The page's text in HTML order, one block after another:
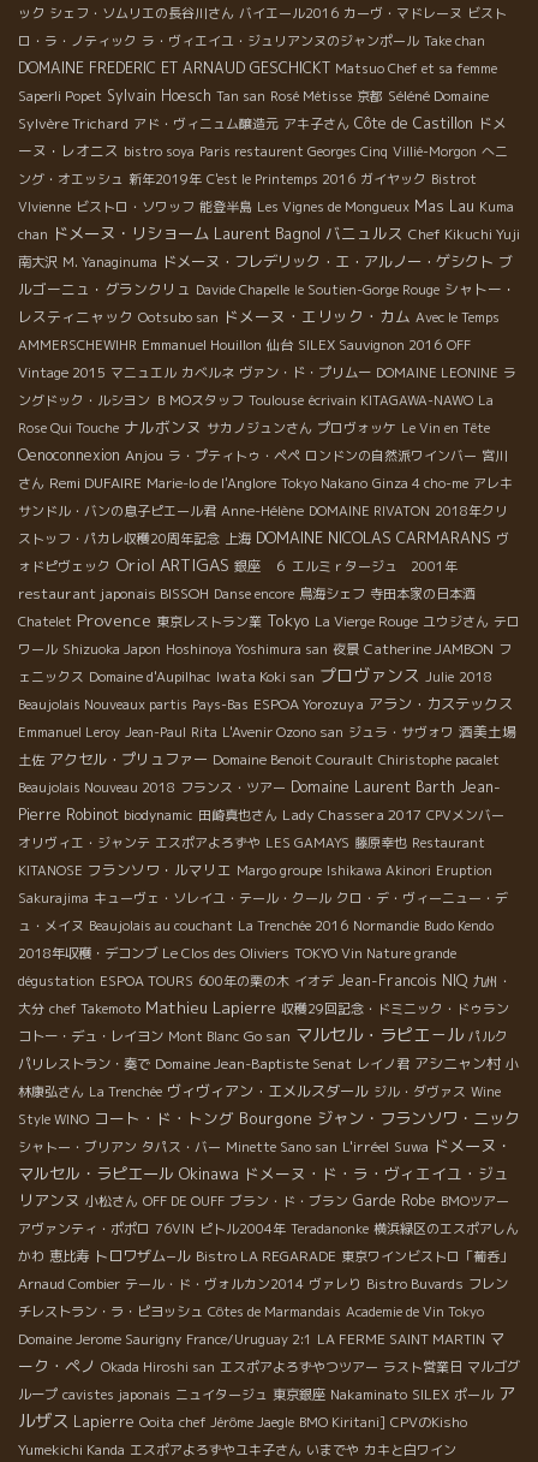
ック シェフ・ソムリエの長谷川さん バイエール2016 カーヴ・マドレーヌ ビスト
ロ・ラ・ノティック ラ・ヴィエイユ・ジュリアンヌのジャンポール Take chan
DOMAINE FREDERIC ET ARNAUD GESCHICKT Matsuo Chef et sa femme
Saperli Popet Sylvain Hoesch Tan san Rosé Métisse 京都 Séléné Domaine
Sylvère Trichard アド・ヴィニュム醸造元 アキ子さん Côte de Castillon ドメ
ーヌ・レオニス bistro soya Paris restaurent Georges Cinq Villié-Morgon へニ
ング・オエッシュ 新年2019年 C'est le Printemps 2016 ガイヤック Bistrot
VIvienne ビストロ・ソワッフ 能登半島 Les Vignes de Mongueux Mas Lau Kuma
chan ドメーヌ・リショーム Laurent Bagnol バニュルス Chef Kikuchi Yuji
南大沢 M. Yanaginuma ドメーヌ・フレデリック・エ・アルノー・ゲシクト ブ
ルゴーニュ・グランクリュ Davide Chapelle le Soutien-Gorge Rouge シャトー・
レスティニャック Ootsubo san ドメーヌ・エリック・カム Avec le Temps
AMMERSCHEWIHR Emmanuel Houillon 仙台 SILEX Sauvignon 2016 OFF
Vintage 2015 マニュエル カベルネ ヴァン・ド・プリムー DOMAINE LEONINE ラ
ングドック・ルシヨン ＢＭОスタッフ Toulouse écrivain KITAGAWA-NAWO La
Rose Qui Touche ナルボンヌ サカノジュンさん プロヴォッケ Le Vin en Tête
Oenoconnexion Anjou ラ・プティトゥ・ペペ ロンドンの自然派ワインバー 宮川
さん Remi DUFAIRE Marie-lo de l'Anglore Tokyo Nakano Ginza 4 cho-me アレキ
サンドル・バンの息子ピエール君 Anne-Hélène DOMAINE RIVATON 2018年クリ
ストッフ・パカレ収穫20周年記念 上海 DOMAINE NICOLAS CARMARANS ヴ
ォドピヴェック Oriol ARTIGAS 銀座 ６ エルミｒタージュ 2001年
restaurant japonais BISSOH Danse encore 鳥海シェフ 寺田本家の日本酒
Chatelet Provence 東京レストラン業 Tokyo La Vierge Rouge ユウジさん テロ
ワール Shizuoka Japon Hoshinoya Yoshimura san 夜景 Catherine JAMBON フ
ェニックス Domaine d'Aupilhac Iwata Koki san プロヴァンス Julie 2018
Beaujolais Nouveaux partis Pays-Bas ESPOA Yorozuya アラン・カステックス
Emmanuel Leroy Jean-Paul Rita L'Avenir Ozono san ジュラ・サヴォワ 酒美土場
土佐 アクセル・プリュファー Domaine Benoit Courault Chiristophe pacalet
Beaujolais Nouveau 2018 フランス・ツアー Domaine Laurent Barth Jean-
Pierre Robinot biodynamic 田崎真也さん Lady Chassera 2017 CPVメンバー
オリヴィエ・ジャンテ エスポアよろずや LES GAMAYS 藤原幸也 Restaurant
KITANOSE フランソワ・ルマリエ Margo groupe Ishikawa Akinori Eruption
Sakurajima キューヴェ・ソレイユ・テール・クール クロ・デ・ヴィーニュー・デ
ュ・メイヌ Beaujolais au couchant La Trenchée 2016 Normandie Budo Kendo
2018年収穫・デコンブ Le Clos des Oliviers TOKYO Vin Nature grande
dégustation ESPOA TOURS 600年の栗の木 イオデ Jean-Francois NIQ 九州・
大分 chef Takemoto Mathieu Lapierre 収穫29回記念・ドミニック・ドゥラン
コトー・デュ・レイヨン Mont Blanc Go san マルセル・ラピエ－ル パルク
パリレストラン・奏で Domaine Jean-Baptiste Senat レイノ君 アシニャン村 小
林康弘さん La Trenchée ヴィヴィアン・エメルスダール ジル・ダヴァス Wine
Style WINO コート・ド・トング Bourgone ジャン・フランソワ・ニック
シャトー・ブリアン タパス・バー Minette Sano san L'irréel Suwa ドメーヌ・
マルセル・ラピエール Okinawa ドメーヌ・ド・ラ・ヴィエイユ・ジュ
リアンヌ 小松さん OFF DE OUFF ブラン・ド・ブラン Garde Robe BMOツアー
アヴァンティ・ポポロ 76VIN ピトル2004年 Teradanonke 横浜緑区のエスポアしん
かわ 恵比寿 トロワザム−ル Bistro LA REGARADE 東京ワインビストロ「葡呑」
Arnaud Combier テール・ド・ヴォルカン2014 ヴァレり Bistro Buvards フレン
チレストラン・ラ・ピヨッシュ Côtes de Marmandais Academie de Vin Tokyo
Domaine Jerome Saurigny France/Uruguay 2:1 LA FERME SAINT MARTIN マ
ーク・ペノ Okada Hiroshi san エスポアよろずやつツアー ラスト営業日 マルゴグ
ループ cavistes japonais ニュイタージュ 東京銀座 Nakaminato SILEX ポール ア
ルザス Lapierre Ooita chef Jérôme Jaegle BMO Kiritani] CPVのKisho
Yumekichi Kanda エスポアよろずやユキ子さん いまでや カキと白ワイン